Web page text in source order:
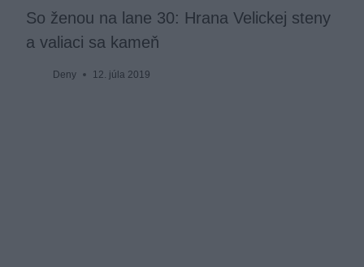
So ženou na lane 30: Hrana Velickej steny
a valiaci sa kameň
Deny 12. júla 2019